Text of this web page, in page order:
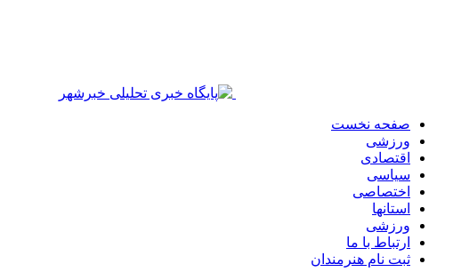
صفحه نخست
ورزشی
اقتصادی
سیاسی
اختصاصی
استانها
ورزشی
ارتباط با ما
ثبت نام هنرمندان